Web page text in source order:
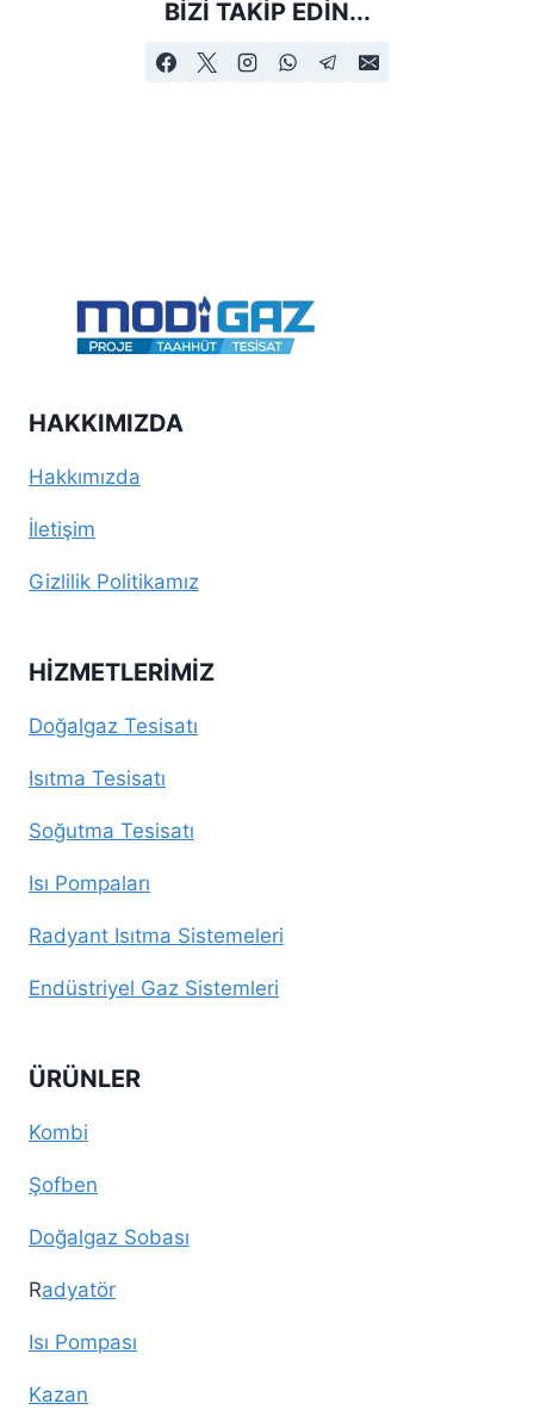
BIZI TAKIP EDIN...
HAKKIMIZDA
Hakkımızda
İletişim
Gizlilik Politikamız
HIZMETLERIMIZ
Doğalgaz Tesisatı
Isıtma Tesisatı
Soğutma Tesisatı
Isı Pompaları
Radyant Isıtma Sistemeleri
Endüstriyel Gaz Sistemleri
ÜRÜNLER
Kombi
Şofben
Doğalgaz Sobası
Radyatör
Isı Pompası
Kazan